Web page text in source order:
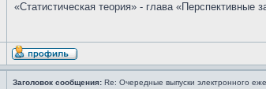
«Статистическая теория» - глава «Перспективные
Заголовок сообщения: Re: Очередные выпуски электронного